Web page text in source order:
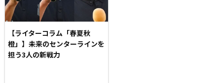
【ライターコラム「春夏秋
橙」】未来のセンターラインを
担う3人の新戦力